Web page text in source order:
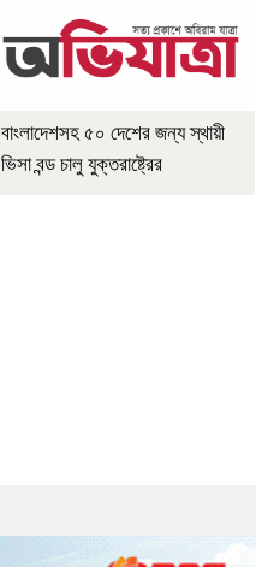
বাংলাদেশসহ ৫০ দেশের জন্য স্থায়ী
ভিসা বন্ড চালু যুক্তরাষ্ট্রের